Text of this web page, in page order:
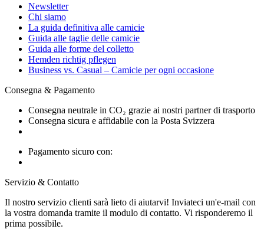
Newsletter
Chi siamo
La guida definitiva alle camicie
Guida alle taglie delle camicie
Guida alle forme del colletto
Hemden richtig pflegen
Business vs. Casual – Camicie per ogni occasione
Consegna & Pagamento
Consegna neutrale in CO₂ grazie ai nostri partner di trasporto
Consegna sicura e affidabile con la Posta Svizzera
Pagamento sicuro con:
Servizio & Contatto
Il nostro servizio clienti sarà lieto di aiutarvi! Inviateci un'e-mail con
la vostra domanda tramite il modulo di contatto. Vi risponderemo il
prima possibile.